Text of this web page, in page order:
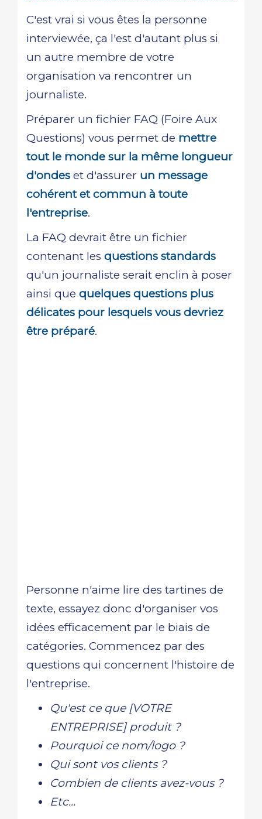
C'est vrai si vous êtes la personne
interviewée, ça l'est d'autant plus si
un autre membre de votre
organisation va rencontrer un
journaliste.
Préparer un fichier FAQ (Foire Aux
Questions) vous permet de mettre
tout le monde sur la même longueur
d'ondes et d'assurer un message
cohérent et commun à toute
l'entreprise.
La FAQ devrait être un fichier
contenant les questions standards
qu'un journaliste serait enclin à poser
ainsi que quelques questions plus
délicates pour lesquels vous devriez
être préparé.
Personne n'aime lire des tartines de
texte, essayez donc d'organiser vos
idées efficacement par le biais de
catégories. Commencez par des
questions qui concernent l'histoire de
l'entreprise.
Qu'est ce que [VOTRE
ENTREPRISE] produit ?
Pourquoi ce nom/logo ?
Qui sont vos clients ?
Combien de clients avez-vous ?
Etc...